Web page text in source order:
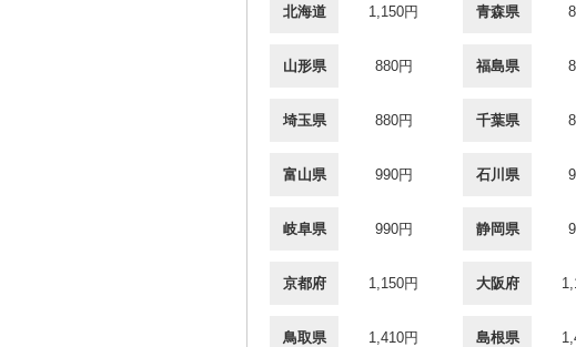
北海道 1,150円 青森県
山形県 880円 福島県
埼玉県 880円 千葉県
富山県 990円 石川県
岐阜県 990円 静岡県
京都府 1,150円 大阪府
鳥取県 1,410円 島根県